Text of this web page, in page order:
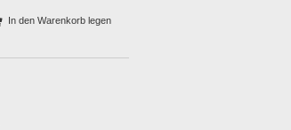
In den Warenkorb legen